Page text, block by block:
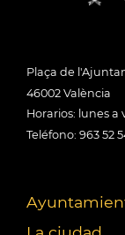
Plaça de
46002 València
Horarios: lunes a
Teléfono: 963 52